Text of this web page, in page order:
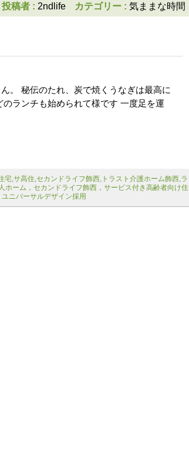
投稿者 : 2ndlife カテゴリー : 気ままな時間
。 秘伝のたれ、炭で焼くうなぎは最高に
ランチも始められて様です 一度足を運
宅,サ高住,セカンドライフ飾西, トラスト介護ホーム飾西,ラ
ホーム，セカンドライフ飾西，サービス付き高齢者向け住
ニバーサルデザイン採用